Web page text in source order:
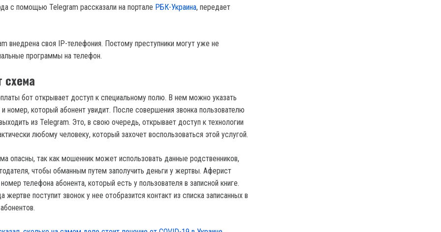
с помощью Telegram рассказали на портале РБК-Украина, передает
внедрена своя IP-телефония. Поєтому преступники могут уже не
программы на телефон.
схема
бот открывает доступ к специальному полю. В нем можно указать
номер, который абонент увидит. После совершения звонка пользователю
из Telegram. Это, в свою очередь, открывает доступ к технологии
любому человеку, который захочет воспользоваться этой услугой.
опасны, так как мошенник может использовать данные родственников,
чтобы обманным путем заполучить деньги у жертвы. Аферист
телефона абонента, который есть у пользователя в записной книге.
жертве поступит звонок у нее отобразится контакт из списка записанных в